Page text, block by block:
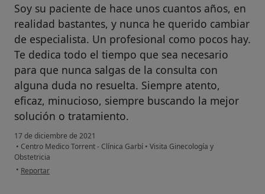
Soy su paciente de hace unos cuantos años, en
realidad bastantes, y nunca he querido cambiar
de especialista. Un profesional como pocos hay.
Te dedica todo el tiempo que sea necesario
para que nunca salgas de la consulta con
alguna duda no resuelta. Siempre atento,
eficaz, minucioso, siempre buscando la mejor
solución o tratamiento.
17 de diciembre de 2021
• Centro Medico Torrent - Clínica Garbí • Visita Ginecología y
Obstetricia
• en opinión del usuario Victoria
Reportar